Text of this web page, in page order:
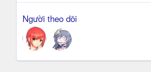
Người theo dõi